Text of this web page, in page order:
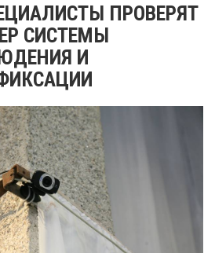
ПРОВЕРЯТ
СИСТЕМЫ
И